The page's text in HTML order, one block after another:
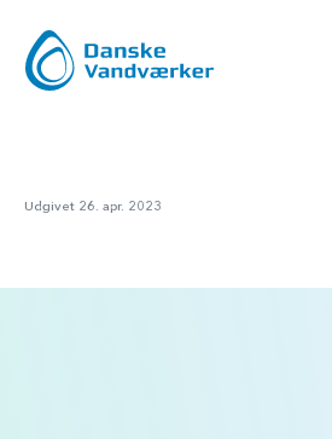
Udgivet 26. apr. 2023